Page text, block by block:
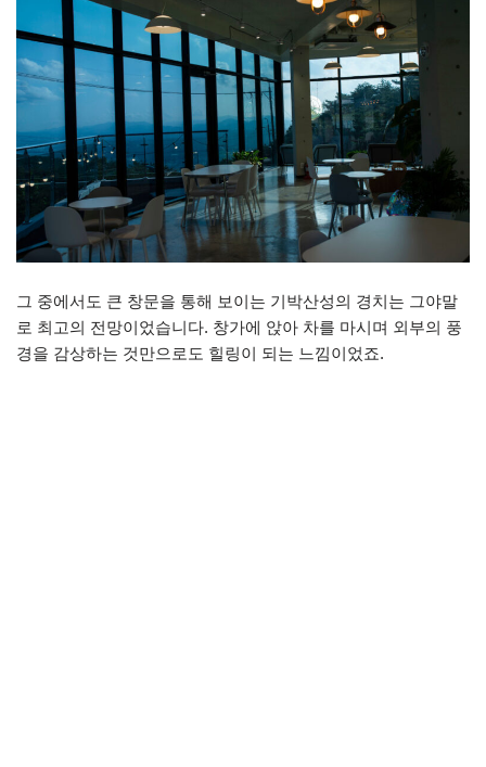
그 중에서도 큰 창문을 통해 보이는 기박산성의 경치는 그야말
로 최고의 전망이었습니다. 창가에 앉아 차를 마시며 외부의 풍
경을 감상하는 것만으로도 힐링이 되는 느낌이었죠.